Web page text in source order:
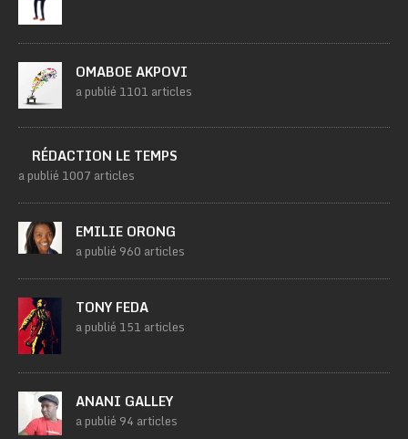
OMABOE AKPOVI
a publié 1101 articles
RÉDACTION LE TEMPS
a publié 1007 articles
EMILIE ORONG
a publié 960 articles
TONY FEDA
a publié 151 articles
ANANI GALLEY
a publié 94 articles